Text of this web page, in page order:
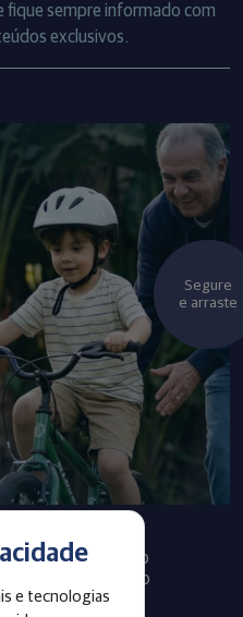
e tecnologias
fique sempre informado com
exclusivos.
publica Relatório
com informações do
2025
Segure
e arraste